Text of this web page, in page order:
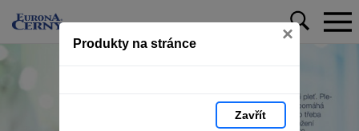
Produkty na stránce ×
Zavřít